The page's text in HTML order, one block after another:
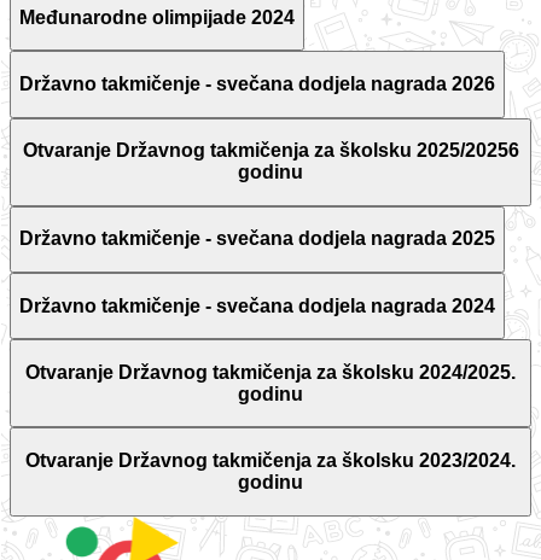
Međunarodne olimpijade 2024
Državno takmičenje - svečana dodjela nagrada 2026
Otvaranje Državnog takmičenja za školsku 2025/20256
godinu
Državno takmičenje - svečana dodjela nagrada 2025
Državno takmičenje - svečana dodjela nagrada 2024
Otvaranje Državnog takmičenja za školsku 2024/2025.
godinu
Otvaranje Državnog takmičenja za školsku 2023/2024.
godinu